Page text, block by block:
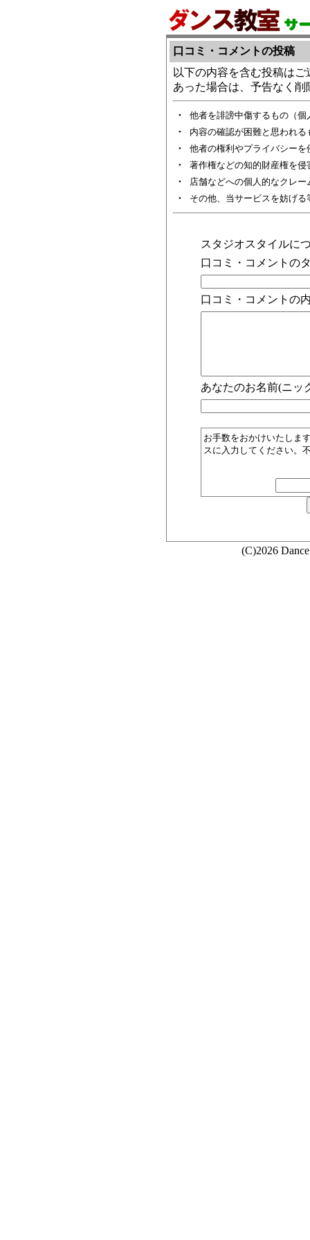
口コミ・コメントの投稿
以下の内容を含む投稿は
あった場合は、予告なく削
・
他者を誹謗中傷するもの（
・
内容の確認が困難と思われ
・
他者の権利やプライバシーを
・
著作権などの知的財産権を侵
・
店舗などへの個人的なクレ
・
その他、当サービスを妨げ
スタジオスタイルに
口コミ・コメントの
口コミ・コメントの
あなたのお名前(ニッ
お手数をおかけいたしま
スに入力してください。
(C)2026